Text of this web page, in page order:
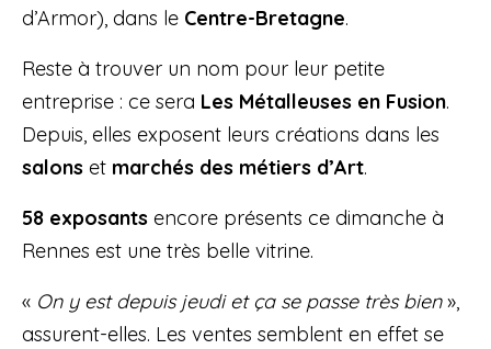
d’Armor), dans le Centre-Bretagne.
Reste à trouver un nom pour leur petite
entreprise : ce sera Les Métalleuses en Fusion.
Depuis, elles exposent leurs créations dans les
salons et marchés des métiers d’Art.
58 exposants encore présents ce dimanche à
Rennes est une très belle vitrine.
« On y est depuis jeudi et ça se passe très bien»,
assurent-elles. Les ventes semblent en effet se